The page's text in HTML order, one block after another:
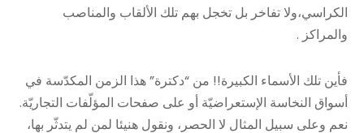
الكراسي،ولا تفاخر بل تخجل بهم تلك الألقاب والمناصب
والمراكز .
فأين تلك الأسماء الكبيرة!! من “دكترة” هذا الزمن المكدّسة في
أسواق النخاسة الإستعراضيّة أو على صفحات المؤلّفات التجاريّة.
نعم وعلى سبيل المثال لا الحصر، ونقول هنيئا لمن لم يتدثّر بها،